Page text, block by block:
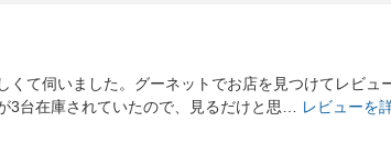
くて伺いました。グーネットでお店を見つけてレビュ
3台在庫されていたので、見るだけと思…
レビューを